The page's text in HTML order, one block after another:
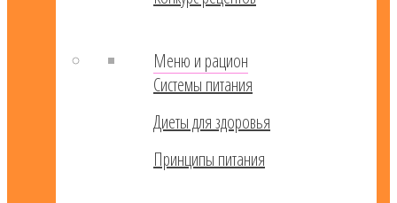
Меню и рацион
Системы питания
Диеты для здоровья
Принципы питания